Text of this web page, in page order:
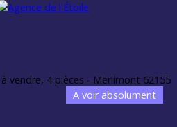
A voir absolument